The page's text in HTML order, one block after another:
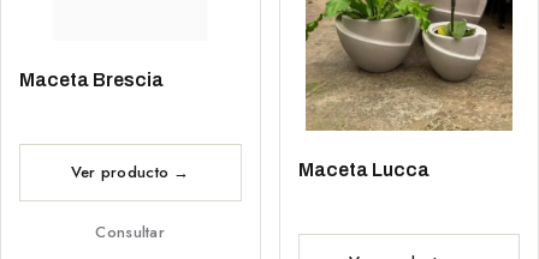
Maceta Brescia
Consultar
Maceta Lucca